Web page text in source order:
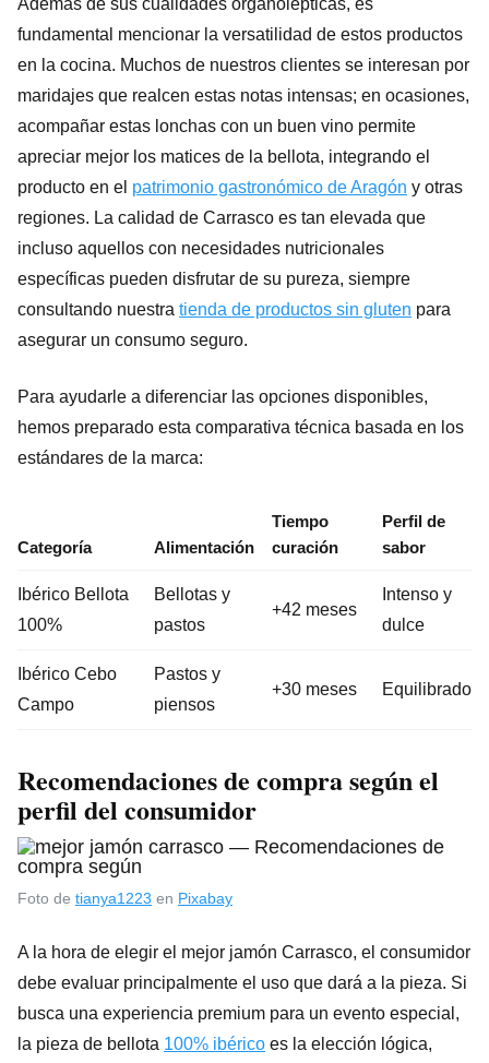
fundamental mencionar la versatilidad de estos productos
en la cocina. Muchos de nuestros clientes se interesan por
maridajes que realcen estas notas intensas; en ocasiones,
acompañar estas lonchas con un buen vino permite
apreciar mejor los matices de la bellota, integrando el
producto en el patrimonio gastronómico de Aragón y otras
regiones. La calidad de Carrasco es tan elevada que
incluso aquellos con necesidades nutricionales
específicas pueden disfrutar de su pureza, siempre
consultando nuestra tienda de productos sin gluten para
asegurar un consumo seguro.
Para ayudarle a diferenciar las opciones disponibles,
hemos preparado esta comparativa técnica basada en los
estándares de la marca:
Categoría Alimentación
Tiempo
curación
Perfil de
sabor
Ibérico Bellota
100%
Bellotas y
pastos
+42 meses
Intenso y
dulce
Ibérico Cebo
Campo
Pastos y
piensos
+30 meses Equilibrado
Recomendaciones de compra según el
perfil del consumidor
Foto de tianya1223 en Pixabay
A la hora de elegir el mejor jamón Carrasco, el consumidor
debe evaluar principalmente el uso que dará a la pieza. Si
busca una experiencia premium para un evento especial,
la pieza de bellota 100% ibérico es la elección lógica,